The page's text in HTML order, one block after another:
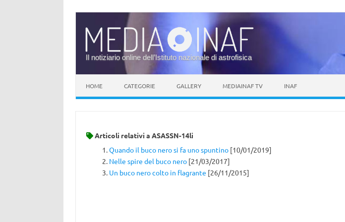
Il notiziario online dell’Istituto nazionale di astrofisica
HOME CATEGORIE GALLERY MEDIAINAF TV INAF
Articoli relativi a ASASSN-14li
Quando il buco nero si fa uno spuntino[10/01/2019]
Nelle spire del buco nero[21/03/2017]
Un buco nero colto in flagrante [26/11/2015]